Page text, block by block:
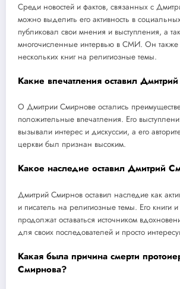
Среди новостей и фактов, связанных с
можно выделить его активность в
публиковал свои мнения и выступления, а
многочисленные интервью в СМИ. Он также
нескольких книг на религиозные темы.
Какие впечатления оставил
О Дмитрии Смирнове остались
положительные впечатления. Его
вызывали интерес и дискуссии, а его
церкви был признан высоким.
Какое наследие оставил Дмитрий
Дмитрий Смирнов оставил наследие как
и писатель на религиозные темы. Его книги
продолжат оставаться источником
для своих последователей и просто
Какая была причина смерти
Смирнова?